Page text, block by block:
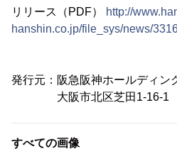
リリース（PDF）
http://
hanshin.co.jp/file_sys/news/
発行元：阪急阪神ホールディン
大阪市北区芝田1-16-1
すべての画像